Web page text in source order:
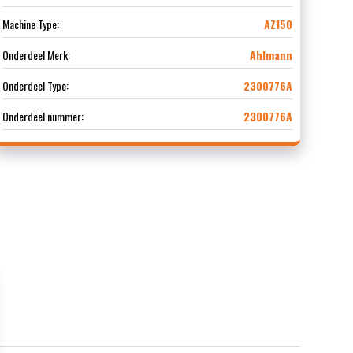
Machine Type:
AZ150
Onderdeel Merk:
Ahlmann
Onderdeel Type:
2300776A
Onderdeel nummer:
2300776A